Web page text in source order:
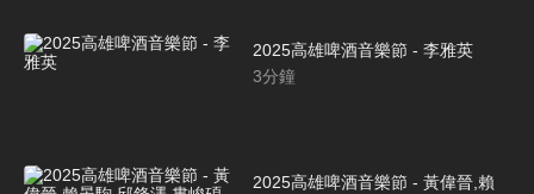
2025高雄啤酒音樂節 - 李雅英
3分鐘
2025高雄啤酒音樂節 - 黃偉晉,賴